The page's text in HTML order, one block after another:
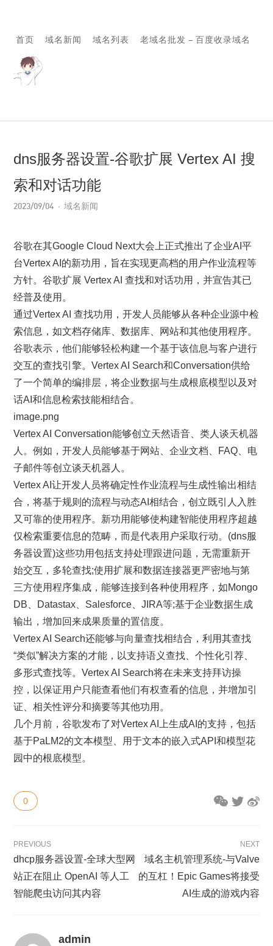
首页 域名新闻 域名列表 老域名批发 – 百度收录域名
dns服务器设置-谷歌扩展 Vertex AI 搜
索和对话功能
2023/09/04 域名新闻
谷歌在其Google Cloud Next大会上正式推出了企业AI平
台Vertex AI的新功用，旨在实现更高档的用户作业流程等
方针。谷歌扩展 Vertex AI 查找和对话功用，并宣告其已
经普及使用。
通过Vertex AI 查找功用，开发人员能够从各种企业源中检
索信息，如文档存储库、数据库、网站和其他使用程序。
谷歌表示，他们能够轻松构建一个基于该信息与客户进行
交互的查找引擎。Vertex AI Search和Conversation供给
了一个简单的编排层，将企业数据与生成根底模型以及对
话AI和信息检索技能相结合。
image.png
Vertex AI Conversation能够创立天然语音、类人谈天机器
人。例如，开发人员能够基于网站、企业文档、FAQ、电
子邮件等创立谈天机器人。
Vertex AI让开发人员将确定性作业流程与生成性输出相结
合，将基于规则的流程与动态AI相结合，创立既引人入胜
又可靠的使用程序。新功用能够使构建智能使用程序超越
仅检索重要信息的范畴，而是代表用户采取行动。(dns服
务器设置)这些功用包括支持处理跟进问题，无需重新开
始交互，多轮查找;使用扩展和数据连接器更严密地与第
三方使用程序集成，能够连接到各种使用程序，如Mongo
DB、Datastax、Salesforce、JIRA等;基于企业数据生成
输出，增加回来成果质量的置信度。
Vertex AI Search还能够与向量查找相结合，利用其查找
“类似”解决方案的才能，以支持语义查找、个性化引荐、
多形式查找等。Vertex AI Search将在未来支持拜访操
控，以保证用户只能查看他们有权查看的信息，并增加引
证、相关性评分和摘要等其他功用。
几个月前，谷歌发布了对Vertex AI上生成AI的支持，包括
基于PaLM2的文本模型、用于文本的嵌入式API和模型花
园中的根底模型。
0
PREVIOUS
dhcp服务器设置-全球大型网
站正在阻止 OpenAI 等人工
智能爬虫访问其内容
NEXT
域名主机管理系统-与Valve
的互杠！Epic Games将接受
AI生成的游戏内容
admin